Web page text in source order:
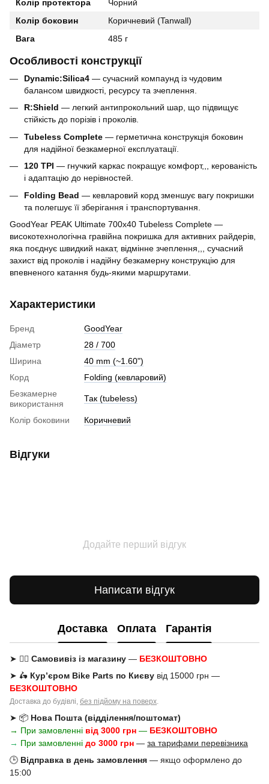
Колір протектора
Чорний
Колір боковин
Коричневий (Tanwall)
Вага
485 г
Особливості конструкції
Dynamic:Silica4 — сучасний компаунд із чудовим
балансом швидкості, ресурсу та зчеплення.
R:Shield — легкий антипрокольний шар, що підвищує
стійкість до порізів і проколів.
Tubeless Complete — герметична конструкція боковин
для надійної безкамерної експлуатації.
120 TPI — гнучкий каркас покращує комфорт,,, керованість
і адаптацію до нерівностей.
Folding Bead — кевларовий корд зменшує вагу покришки
та полегшує її зберігання і транспортування.
GoodYear PEAK Ultimate 700x40 Tubeless Complete —
високотехнологічна гравійна покришка для активних райдерів,
яка поєднує швидкий накат, відмінне зчеплення,,, сучасний
захист від проколів і надійну безкамерну конструкцію для
впевненого катання будь-якими маршрутами.
Характеристики
Бренд
GoodYear
Діаметр
28 / 700
Ширина
40 mm (~1.60")
Корд
Folding (кевларовий)
Безкамерне
використання
Так (tubeless)
Колір боковини Коричневий
Відгуки
Додайте перший відгук
Написати відгук
Доставка Оплата Гарантія
➤ 🚶‍♂️ Самовивіз із магазину — БЕЗКОШТОВНО
➤ 🛵 Кур’єром Bike Parts по Києву від 15000 грн —
БЕЗКОШТОВНО
Доставка до будівлі, без підйому на поверх.
➤ 📦 Нова Пошта (відділення/поштомат)
→ При замовленні від 3000 грн — БЕЗКОШТОВНО
→ При замовленні до 3000 грн — за тарифами перевізника
🕒 Відправка в день замовлення — якщо оформлено до
15:00